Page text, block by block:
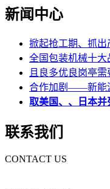
新闻中心
掀起抢工期、抓
全国包装机械十
且良多优良岗亭需
合作加剧——新能
取美国、、日本并
联系我们
CONTACT US